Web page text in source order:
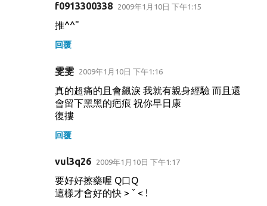
f0913300338 2009年1月10日 下午1:15
推^^"
回覆
雯雯 2009年1月10日 下午1:16
真的超痛的且會飆淚 我就有親身經驗 而且還
會留下黑黑的疤痕 祝你早日康
復摟
回覆
vul3q26 2009年1月10日 下午1:17
要好好擦藥喔 Q口Q
這樣才會好的快 > ˇ < !